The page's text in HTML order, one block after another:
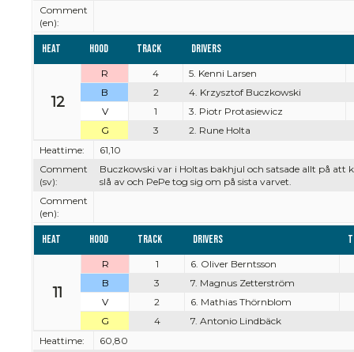
Comment
(en):
Heat Hood Track Drivers
12
R 4
5. Kenni Larsen
B
2
4. Krzysztof Buczkowski
V
1
3. Piotr Protasiewicz
G
3
2. Rune Holta
Heattime:
61,10
Comment
(sv):
Buczkowski var i Holtas bakhjul och satsade allt på
slå av och PePe tog sig om på sista varvet.
Comment
(en):
Heat Hood Track Drivers
11
R 1
6. Oliver Berntsson
B
3
7. Magnus Zetterström
V
2
6. Mathias Thörnblom
G
4
7. Antonio Lindbäck
Heattime:
60,80